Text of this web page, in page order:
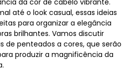
da cor de cabelo vibrante.
até o look casual, essas ideias
para organizar a elegância
brilhantes. Vamos discutir
de penteados a cores, que serão
produzir a magnificência da